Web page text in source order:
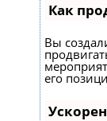
Как
Вы
его